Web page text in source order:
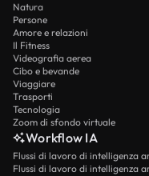
Natura
Persone
Amore e relazioni
Il Fitness
Videografia aerea
Cibo e bevande
Viaggiare
Trasporti
Tecnologia
Zoom di sfondo virtuale
Workflow IA
Flussi di lavoro di intelligenza